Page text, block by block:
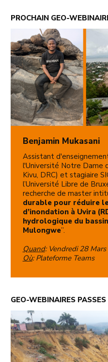
PROCHAIN GEO-
Benjamin Mukasani
Assistant
l'Université Notre Dame
Kivu, DRC) et stagiaire
l’Université Libre de
recherche de master
durable pour réduire
d’inondation à Uvira
hydrologique du
Mulongwe”.
Quand: Vendredi 28
Où: Plateforme Teams
GEO-WEBINAIRES PASSES